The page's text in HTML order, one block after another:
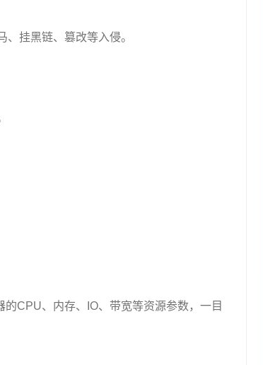
挂黑链、篡改等入侵。
CPU、内存、IO、带宽等资源参数，一目